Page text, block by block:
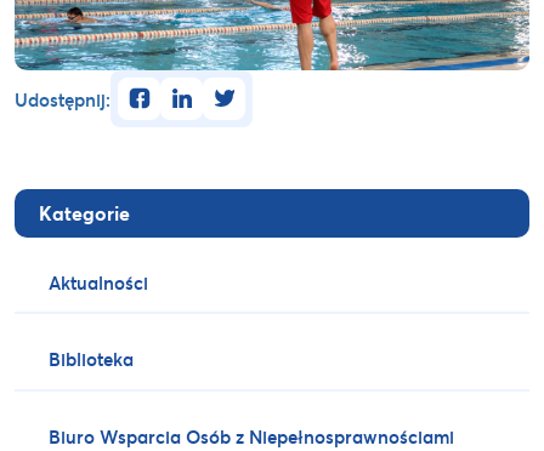
Kategorie
Aktualności
Biblioteka
Biuro Wsparcia Osób z Niepełnosprawnościami
Udostępnij: facebooklinkedintwitter